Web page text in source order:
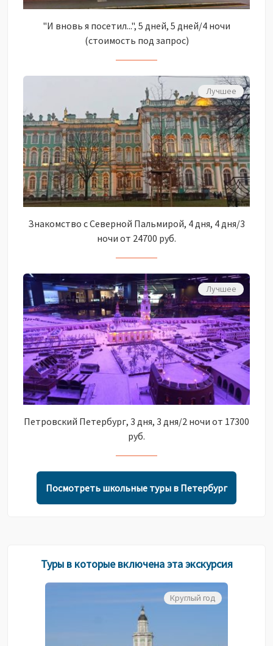
"И вновь я посетил...", 5 дней, 5 дней/4 ночи
(стоимость под запрос)
Лучшее
Знакомство с Северной Пальмирой, 4 дня, 4 дня/3
ночи от 24700 руб.
Лучшее
Петровский Петербург, 3 дня, 3 дня/2 ночи от 17300
руб.
Посмотреть школьные туры в Петербург
Туры в которые включена эта экскурсия
Круглый год